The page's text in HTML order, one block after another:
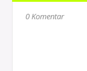
0 Komentar